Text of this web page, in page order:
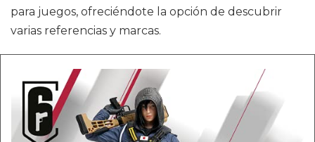
para juegos, ofreciéndote la opción de descubrir
varias referencias y marcas.